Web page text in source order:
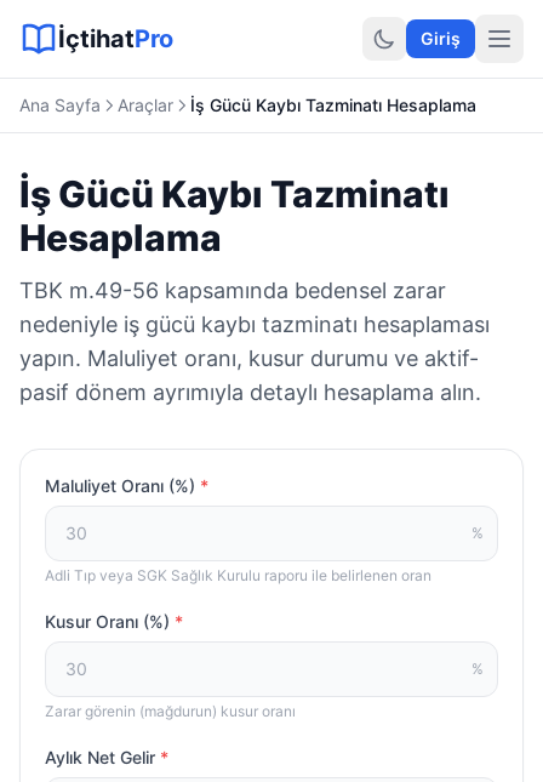
Hukuki Araçlar
İçtihatPro Giriş
Ana Sayfa Araçlar İş Gücü Kaybı Tazminatı Hesaplama
İş Gücü Kaybı Tazminatı
Hesaplama
TBK m.49-56 kapsamında bedensel zarar
nedeniyle iş gücü kaybı tazminatı hesaplaması
yapın. Maluliyet oranı, kusur durumu ve aktif-
pasif dönem ayrımıyla detaylı hesaplama alın.
Maluliyet Oranı (%) *
%
Adli Tıp veya SGK Sağlık Kurulu raporu ile belirlenen oran
Kusur Oranı (%) *
%
Zarar görenin (mağdurun) kusur oranı
Aylık Net Gelir *